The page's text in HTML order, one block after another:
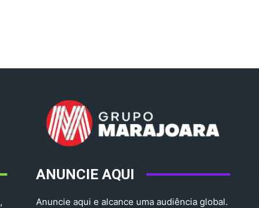
ANUNCIE AQUI
Anuncie aqui e alcance uma audiência global.